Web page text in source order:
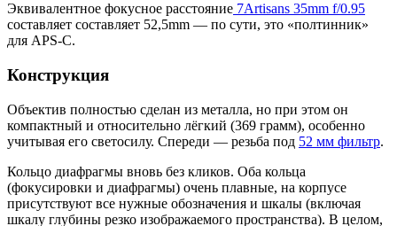
Эквивалентное фокусное расстояние 7Artisans 35mm f/0.95
составляет составляет 52,5mm — по сути, это «полтинник»
для APS-C.
Конструкция
Объектив полностью сделан из металла, но при этом он
компактный и относительно лёгкий (369 грамм), особенно
учитывая его светосилу. Спереди — резьба под 52 мм фильтр.
Кольцо диафрагмы вновь без кликов. Оба кольца
(фокусировки и диафрагмы) очень плавные, на корпусе
присутствуют все нужные обозначения и шкалы (включая
шкалу глубины резко изображаемого пространства). В целом,